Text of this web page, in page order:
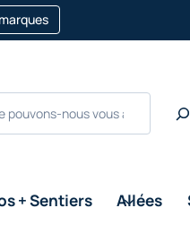
opens
in
a
+ Sentiers Allées